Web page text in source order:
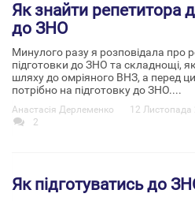
Як знайти репетитора
до ЗНО
Минулого разу я розповідала про
підготовки до ЗНО та складнощі,
шляху до омріяного ВНЗ, а перед
потрібно на підготовку до ЗНО....
Анастасія Дерлеменко 12 Листопада
2
Як підготуватись до